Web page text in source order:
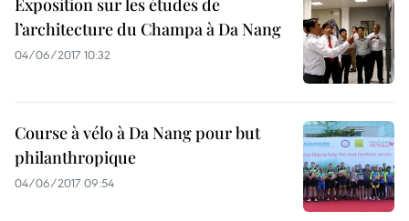
Exposition sur les études de
l’architecture du Champa à Da Nang
04/06/2017 10:32
Course à vélo à Da Nang pour but
philanthropique
04/06/2017 09:54